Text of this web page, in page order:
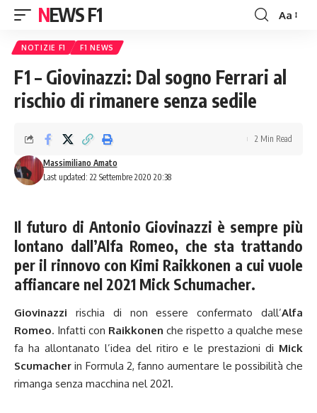
NEWS F1
Font
Aa
NOTIZIE F1 F1 NEWS
F1 – Giovinazzi: Dal sogno Ferrari al
rischio di rimanere senza sedile
Last updated: 22 Settembre 2020 20:38
Massimiliano Amato
2 Min Read
Il futuro di Antonio Giovinazzi è sempre più
lontano dall’Alfa Romeo, che sta trattando
per il rinnovo con Kimi Raikkonen a cui vuole
affiancare nel 2021 Mick Schumacher.
Giovinazzi rischia di non essere confermato dall’Alfa
Romeo. Infatti con Raikkonen che rispetto a qualche mese
fa ha allontanato l’idea del ritiro e le prestazioni di Mick
Scumacher in Formula 2, fanno aumentare le possibilità che
rimanga senza macchina nel 2021.